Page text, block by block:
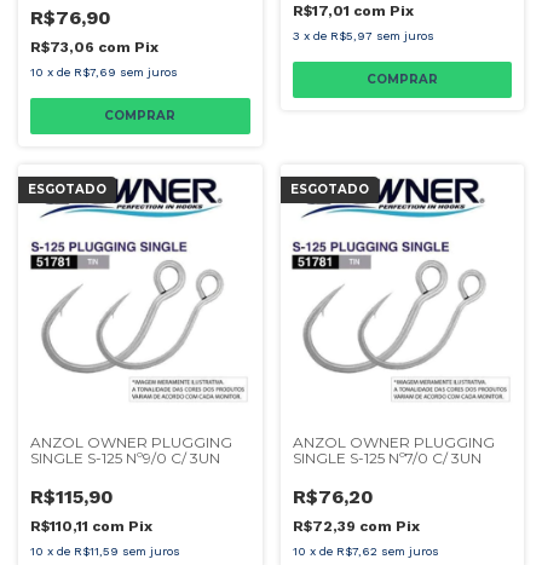
R$76,90
R$73,06 com Pix
10 x de R$7,69 sem juros
R$17,01 com Pix
3 x de R$5,97 sem juros
ESGOTADO
ANZOL OWNER PLUGGING
SINGLE S-125 Nº9/0 C/ 3UN
R$115,90
R$110,11 com Pix
10 x de R$11,59 sem juros
ESGOTADO
ANZOL OWNER PLUGGING
SINGLE S-125 Nº7/0 C/ 3UN
R$76,20
R$72,39 com Pix
10 x de R$7,62 sem juros